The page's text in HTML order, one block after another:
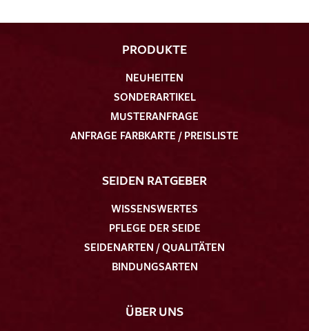
PRODUKTE
NEUHEITEN
SONDERARTIKEL
MUSTERANFRAGE
ANFRAGE FARBKARTE / PREISLISTE
SEIDEN RATGEBER
WISSENSWERTES
PFLEGE DER SEIDE
SEIDENARTEN / QUALITÄTEN
BINDUNGSARTEN
ÜBER UNS